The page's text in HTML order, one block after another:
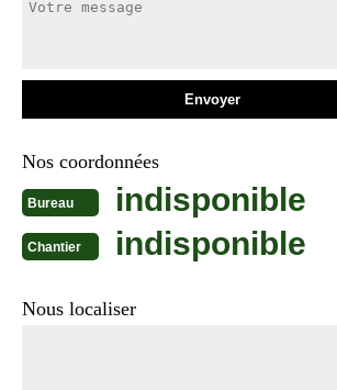
Nos coordonnées
Bureau indisponible
Chantier indisponible
Nous localiser